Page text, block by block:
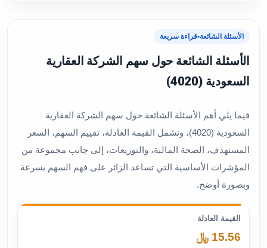
الأسئلة الشائعة•قراءة سريعة
الأسئلة الشائعة حول سهم الشركة العقارية
السعودية (4020)
فيما يلي أهم الأسئلة الشائعة حول سهم الشركة العقارية
السعودية (4020)، وتشمل القيمة العادلة، تقييم السهم، السعر
المستهدف، الصحة المالية، والتوزيعات، إلى جانب مجموعة من
المؤشرات الأساسية التي تساعد الزائر على فهم السهم بسرعة
وبصورة أوضح.
القيمة العادلة
15.56 ﷼